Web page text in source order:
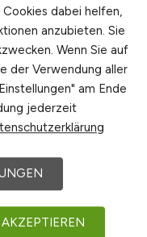
dabei helfen,
anzubieten. Sie
Wenn Sie auf
der Verwendung aller
am Ende
jederzeit